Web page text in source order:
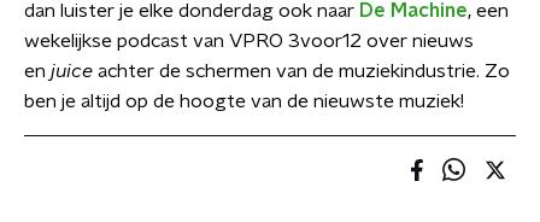
dan luister je elke donderdag ook naar De Machine, een
wekelijkse podcast van VPRO 3voor12 over nieuws
en juice achter de schermen van de muziekindustrie. Zo
ben je altijd op de hoogte van de nieuwste muziek!